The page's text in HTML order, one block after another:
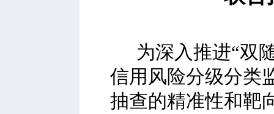
为深入推进“双
信用风险分级分类
抽查的精准性和靶